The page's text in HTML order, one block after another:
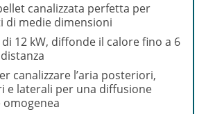
canalizzata perfetta per
di medie dimensioni
12 kW, diffonde il calore fino a 6
canalizzare l’aria posteriori,
e laterali per una diffusione